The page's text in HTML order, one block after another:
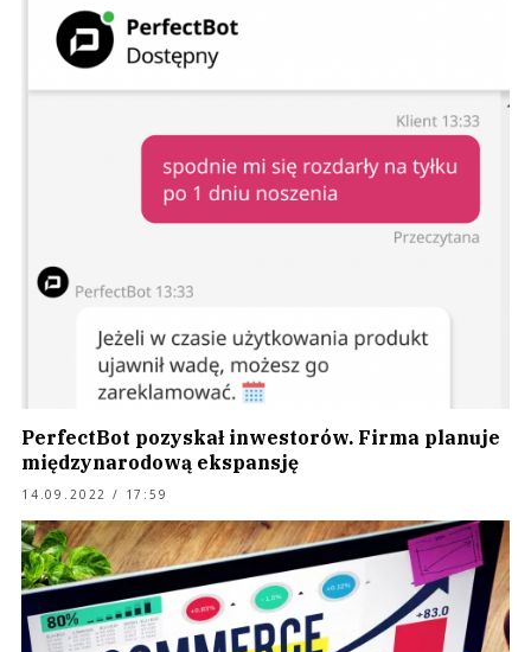
PerfectBot pozyskał inwestorów. Firma planuje
międzynarodową ekspansję
14.09.2022 / 17:59